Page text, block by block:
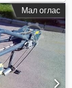
Мал оглас